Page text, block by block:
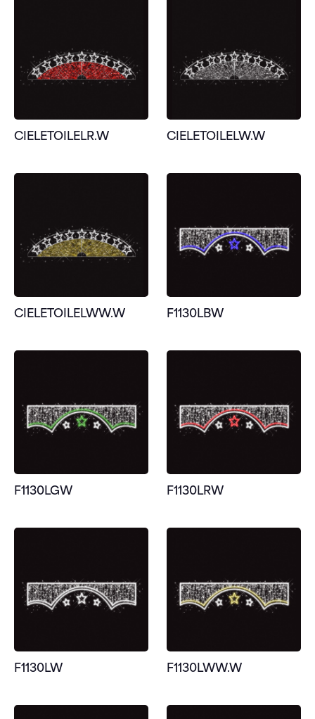
CIELETOILELR.W CIELETOILELW.W
CIELETOILELWW.W F1130LBW
F1130LGW F1130LRW
F1130LW F1130LWW.W